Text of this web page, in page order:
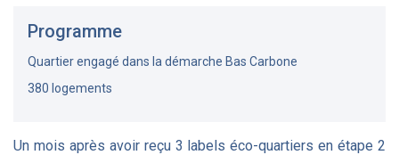
Programme
Quartier engagé dans la démarche Bas Carbone
380 logements
Un mois après avoir reçu 3 labels éco-quartiers en étape 2